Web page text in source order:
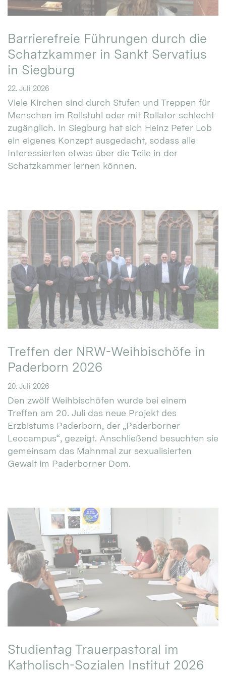
Barrierefreie Führungen durch die
Schatzkammer in Sankt Servatius
in Siegburg
22. Juli 2026
Viele Kirchen sind durch Stufen und Treppen für
Menschen im Rollstuhl oder mit Rollator schlecht
zugänglich. In Siegburg hat sich Heinz Peter Lob
ein eigenes Konzept ausgedacht, sodass alle
Interessierten etwas über die Teile in der
Schatzkammer lernen können.
Treffen der NRW-Weihbischöfe in
Paderborn 2026
20. Juli 2026
Den zwölf Weihbischöfen wurde bei einem
Treffen am 20. Juli das neue Projekt des
Erzbistums Paderborn, der „Paderborner
Leocampus“, gezeigt. Anschließend besuchten sie
gemeinsam das Mahnmal zur sexualisierten
Gewalt im Paderborner Dom.
Studientag Trauerpastoral im
Katholisch-Sozialen Institut 2026